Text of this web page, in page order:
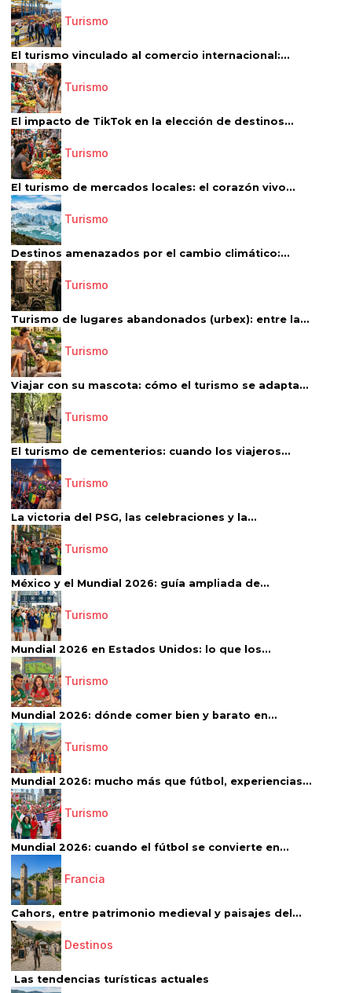
Turismo
El turismo vinculado al comercio internacional:...
Turismo
El impacto de TikTok en la elección de destinos...
Turismo
El turismo de mercados locales: el corazón vivo...
Turismo
Destinos amenazados por el cambio climático:...
Turismo
Turismo de lugares abandonados (urbex): entre la...
Turismo
Viajar con su mascota: cómo el turismo se adapta...
Turismo
El turismo de cementerios: cuando los viajeros...
Turismo
La victoria del PSG, las celebraciones y la...
Turismo
México y el Mundial 2026: guía ampliada de...
Turismo
Mundial 2026 en Estados Unidos: lo que los...
Turismo
Mundial 2026: dónde comer bien y barato en...
Turismo
Mundial 2026: mucho más que fútbol, experiencias...
Turismo
Mundial 2026: cuando el fútbol se convierte en...
Francia
Cahors, entre patrimonio medieval y paisajes del...
Destinos
Las tendencias turísticas actuales